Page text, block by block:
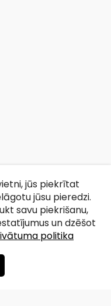
jūs piekrītat
jūsu pieredzi.
savu piekrišanu,
un dzēšot
politika